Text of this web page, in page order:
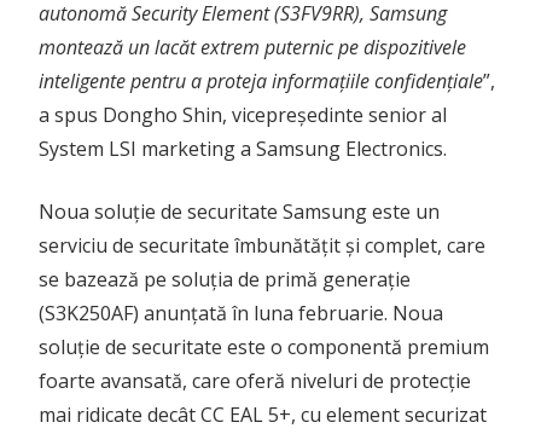
autonomă Security Element (S3FV9RR), Samsung
montează un lacăt extrem puternic pe dispozitivele
inteligente pentru a proteja informațiile confidențiale”,
a spus Dongho Shin, vicepreședinte senior al
System LSI marketing a Samsung Electronics.
Noua soluție de securitate Samsung este un
serviciu de securitate îmbunătățit și complet, care
se bazează pe soluția de primă generație
(S3K250AF) anunțată în luna februarie. Noua
soluție de securitate este o componentă premium
foarte avansată, care oferă niveluri de protecție
mai ridicate decât CC EAL 5+, cu element securizat